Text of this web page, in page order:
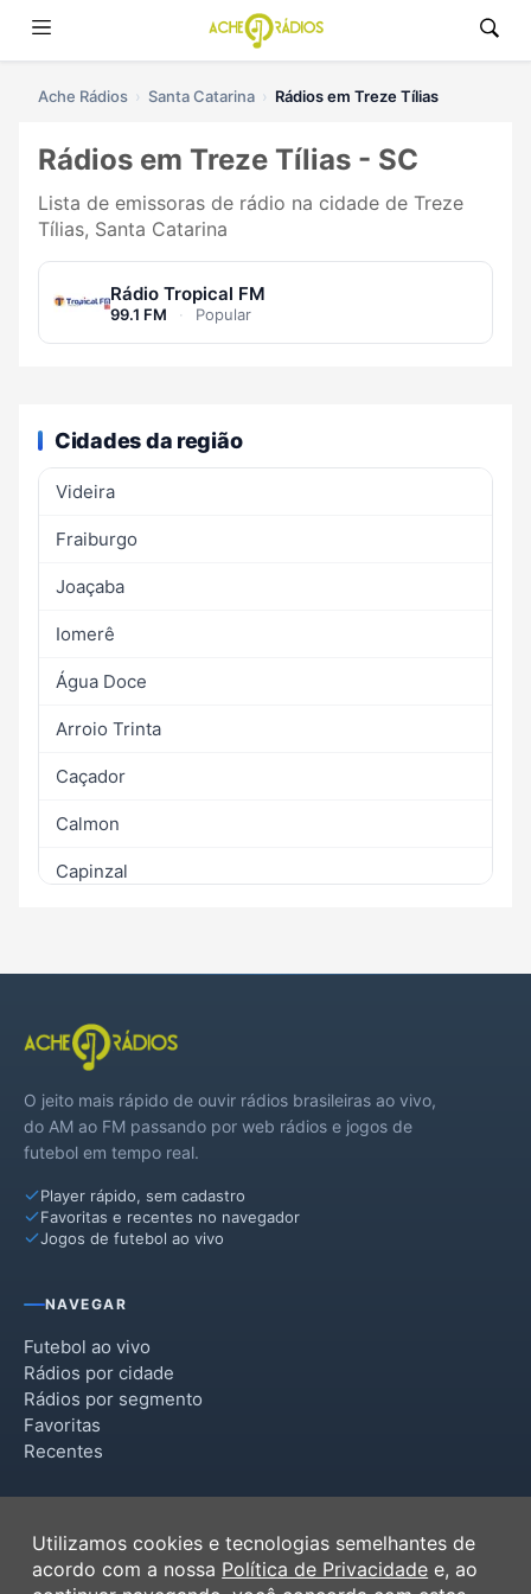
Ache Rádios Santa Catarina Rádios em Treze Tílias
Rádios em Treze Tílias - SC
Lista de emissoras de rádio na cidade de Treze
Tílias, Santa Catarina
Rádio Tropical FM
99.1 FM · Popular
Cidades da região
Videira
Fraiburgo
Joaçaba
Iomerê
Água Doce
Arroio Trinta
Caçador
Calmon
Capinzal
Ibiam
Ibicaré
Jaborá
Lacerdópolis
Lebon Régis
Luzerna
Macieira
Matos Costa
Ouro
Rio das Antas
Salto Veloso
O jeito mais rápido de ouvir rádios brasileiras ao vivo,
do AM ao FM passando por web rádios e jogos de
futebol em tempo real.
Player rápido, sem cadastro
Favoritas e recentes no navegador
Jogos de futebol ao vivo
NAVEGAR
Futebol ao vivo
Rádios por cidade
Rádios por segmento
Favoritas
Recentes
Termos de Uso
Política de Privacidade
Utilizamos cookies e tecnologias semelhantes de
acordo com a nossa Política de Privacidade e, ao